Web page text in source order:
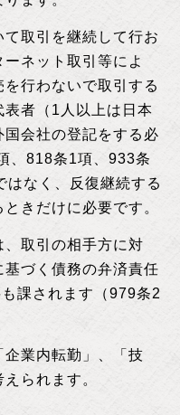
取引を継続して行お
ネット取引等によ
行わないで取引する
表者（1人以上は日本
会社の登記をする必
、818条1項、933条
はなく、反復継続する
きだけに必要です。
取引の相手方に対
基づく債務の弁済責任
課されます（979条2
業内転勤」、「技
られます。